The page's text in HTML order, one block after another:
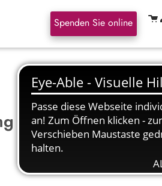
Spenden Sie online